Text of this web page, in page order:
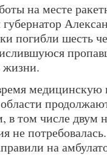
на месте
погибли шесть
жизни.
в том числе двум
не
на